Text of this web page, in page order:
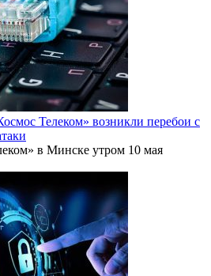
Телеком» возникли перебои с
в Минске утром 10 мая